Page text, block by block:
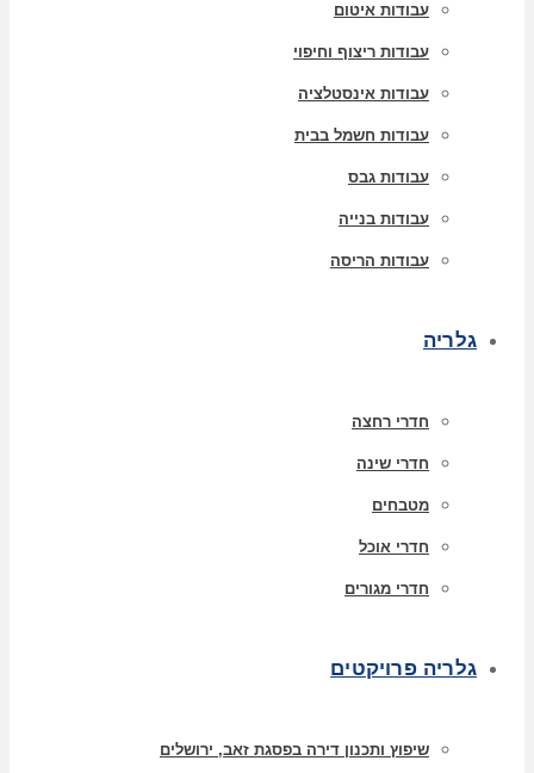
עבודות איטום
עבודות ריצוף וחיפוי
עבודות אינסטלציה
עבודות חשמל בבית
עבודות גבס
עבודות בנייה
עבודות הריסה
גלריה
חדרי רחצה
חדרי שינה
מטבחים
חדרי אוכל
חדרי מגורים
גלריה פרויקטים
שיפוץ ותכנון דירה בפסגת זאב, ירושלים